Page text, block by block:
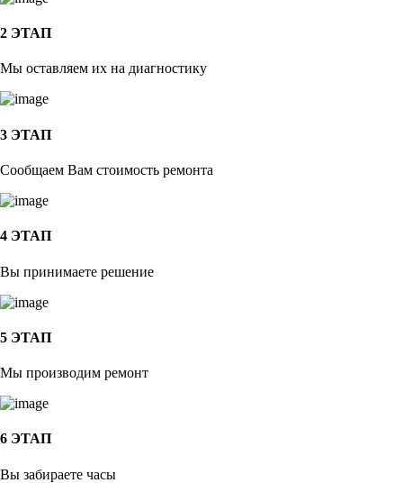
2 ЭТАП
Мы оставляем их на диагностику
3 ЭТАП
Сообщаем Вам стоимость ремонта
4 ЭТАП
Вы принимаете решение
5 ЭТАП
Мы производим ремонт
6 ЭТАП
Вы забираете часы